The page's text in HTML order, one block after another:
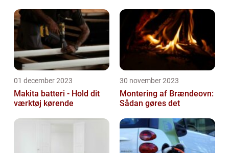
01 december 2023
Makita batteri - Hold dit
værktøj kørende
30 november 2023
Montering af Brændeovn:
Sådan gøres det